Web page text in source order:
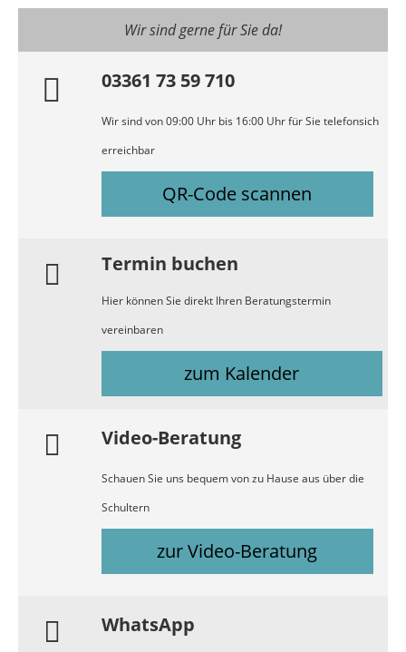
Wir sind gerne für Sie da!
03361 73 59 710
Wir sind von 09:00 Uhr bis 16:00 Uhr für Sie telefonsich
erreichbar
QR-Code scannen
Termin buchen
Hier können Sie direkt Ihren Beratungstermin
vereinbaren
zum Kalender
Video-Beratung
Schauen Sie uns bequem von zu Hause aus über die
Schultern
zur Video-Beratung
WhatsApp